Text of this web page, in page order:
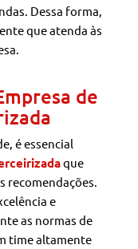
Dessa forma,
que atenda às
de
é essencial
que
recomendações.
e
as normas de
time altamente